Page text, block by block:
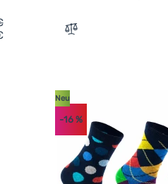
3pack PD0130-01' hinzufügen
Zum Vergleich
Neu
-16%